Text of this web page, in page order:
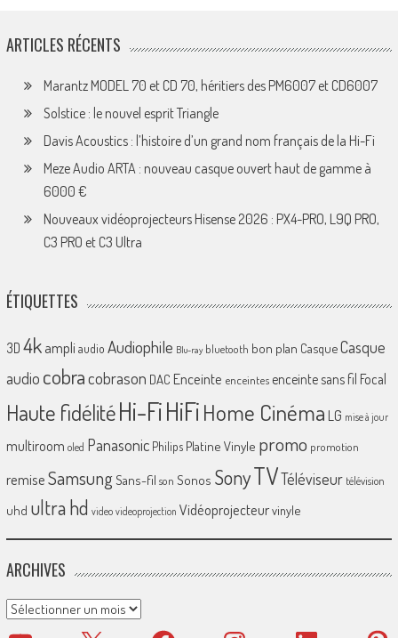
ARTICLES RÉCENTS
Marantz MODEL 70 et CD 70, héritiers des PM6007 et CD6007
Solstice : le nouvel esprit Triangle
Davis Acoustics : l’histoire d’un grand nom français de la Hi-Fi
Meze Audio ARTA : nouveau casque ouvert haut de gamme à
6000 €
Nouveaux vidéoprojecteurs Hisense 2026 : PX4-PRO, L9Q PRO,
C3 PRO et C3 Ultra
ÉTIQUETTES
3D 4k ampliaudio Audiophile Blu-ray bluetooth bon plan CasqueCasque
audio cobracobrason DAC Enceinte enceintes enceinte sans fil Focal
Haute fidélitéHi-FiHiFiHome Cinéma LG mise à jour
multiroom oled Panasonic Philips Platine Vinyle promo promotion
remiseSamsungSans-fil son Sonos SonyTVTéléviseur télévision
uhd ultra hd video videoprojection Vidéoprojecteurvinyle
ARCHIVES
Archives